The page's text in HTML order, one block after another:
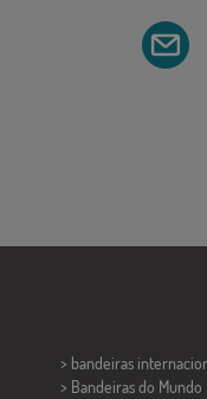
> bandeiras
> Bandeiras do Mundo